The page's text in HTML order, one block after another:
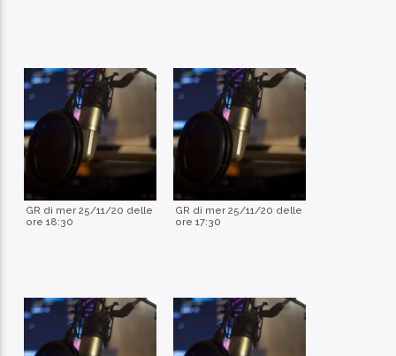
GR di mer 25/11/20 delle
ore 18:30
GR di mer 25/11/20 delle
ore 17:30